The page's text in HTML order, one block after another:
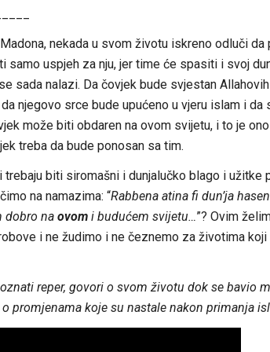
nekada u svom životu iskreno odluči
uspjeh za nju, jer time će spasiti i svoj
sada nalazi. Da čovjek bude svjestan
njegovo srce bude upućeno u vjeru islam i da
može biti obdaren na ovom svijetu, i to je
treba da bude ponosan sa tim.
biti siromašni i dunjalučko blago i užitke
na namazima: “Rabbena atina fi dun’ja
dobro na ovomi budućem svijetu…”? Ovim
i ne žudimo i ne čeznemo za životima koji
reper, govori o svom životu dok se bavio
promjenama koje su nastale nakon primanja